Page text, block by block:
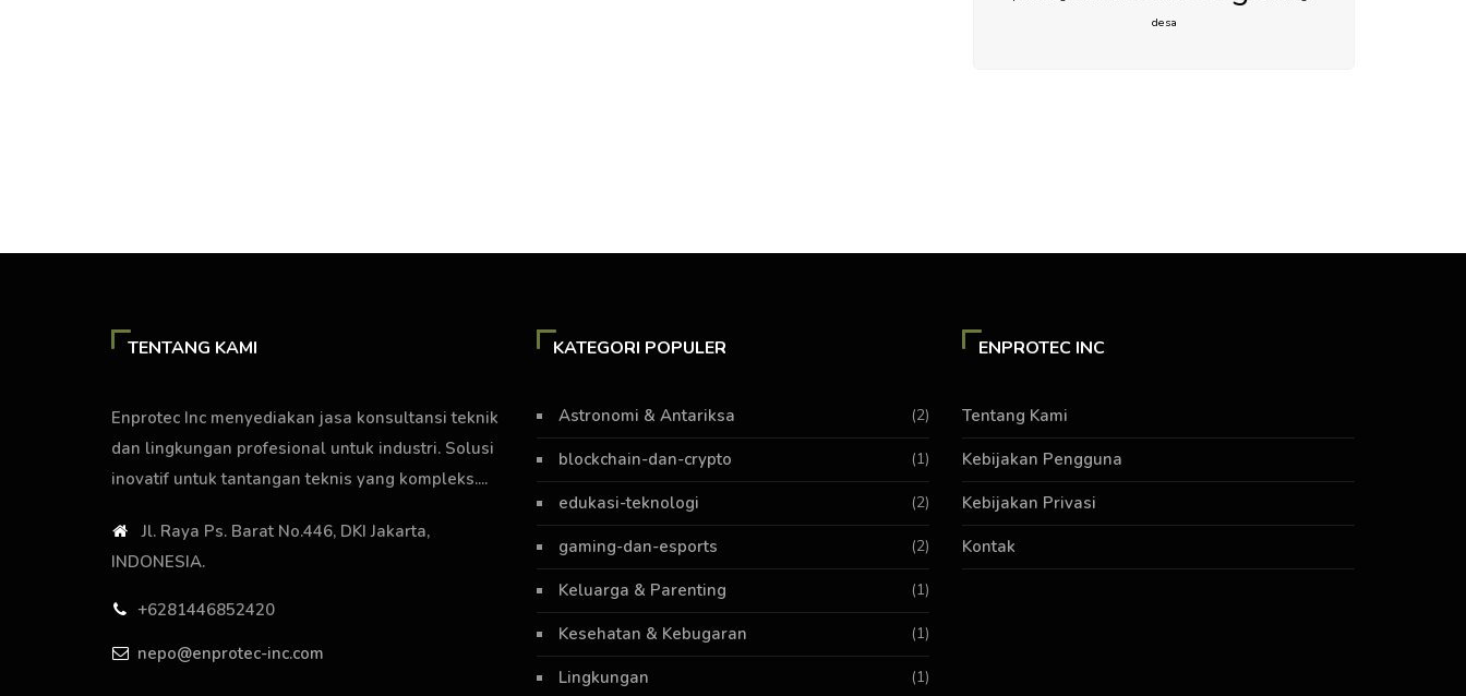
desa
TENTANG KAMI
Enprotec Inc menyediakan jasa konsultansi teknik
dan lingkungan profesional untuk industri. Solusi
inovatif untuk tantangan teknis yang kompleks....
Jl. Raya Ps. Barat No.446, DKI Jakarta,
INDONESIA.
+6281446852420
nepo@enprotec-inc.com
KATEGORI POPULER
Astronomi & Antariksa (2)
blockchain-dan-crypto (1)
edukasi-teknologi (2)
gaming-dan-esports (2)
Keluarga & Parenting (1)
Kesehatan & Kebugaran (1)
Lingkungan (1)
ENPROTEC INC
Tentang Kami
Kebijakan Pengguna
Kebijakan Privasi
Kontak